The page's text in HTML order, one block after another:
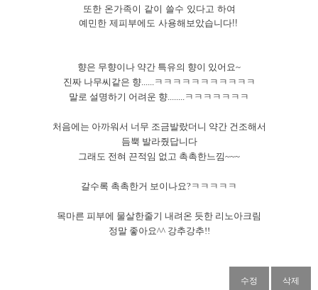
또한 온가족이 같이 쓸수 있다고 하여
예민한 제피부에도 사용해보았습니다!!
향은 무향이나 약간 특유의 향이 있어요~
진짜 나무씨같은 향......ㅋㅋㅋㅋㅋㅋㅋㅋㅋㅋㅋ
말로 설명하기 어려운 향........ㅋㅋㅋㅋㅋㅋㅋ
처음에는 아까워서 너무 조금발랐더니 약간 건조해서
듬뿍 발라줬답니다
그래도 전혀 끈적임 없고 촉촉한느낌~~~
갈수록 촉촉한거 보이나요?ㅋㅋㅋㅋㅋ
목마른 피부에 물살한줄기 내려온 듯한 리노아크림
정말 좋아요^^ 강추강추!!
수정 삭제